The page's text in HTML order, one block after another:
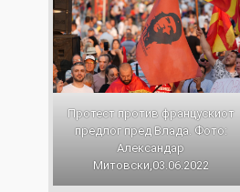
Протест против францускиот
предлог пред Влада. Фото:
Александар
Митовски,03.06.2022